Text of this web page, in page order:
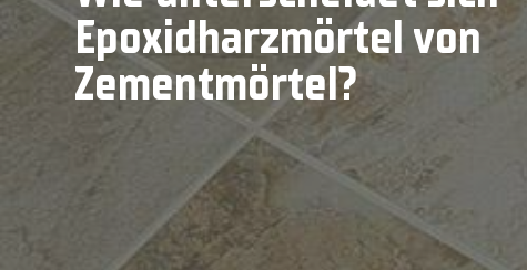
Epoxidharzmörtel von
Zementmörtel?